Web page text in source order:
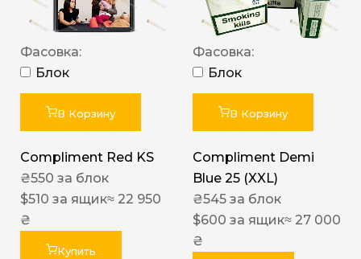
Фасовка:
Блок
В Корзину
Compliment Red KS
₴550 за блок
$510 за ящик≈ 22 950
₴
Купить
Фасовка:
Блок
В Корзину
Compliment Demi
Blue 25 (XXL)
₴545 за блок
$600 за ящик≈ 27 000
₴